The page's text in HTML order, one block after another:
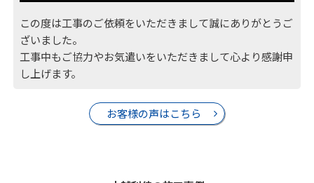
この度は工事のご依頼をいただきまして誠にありがとうご
ざいました。
工事中もご協力やお気遣いをいただきまして心より感謝申
し上げます。
お客様の声はこちら